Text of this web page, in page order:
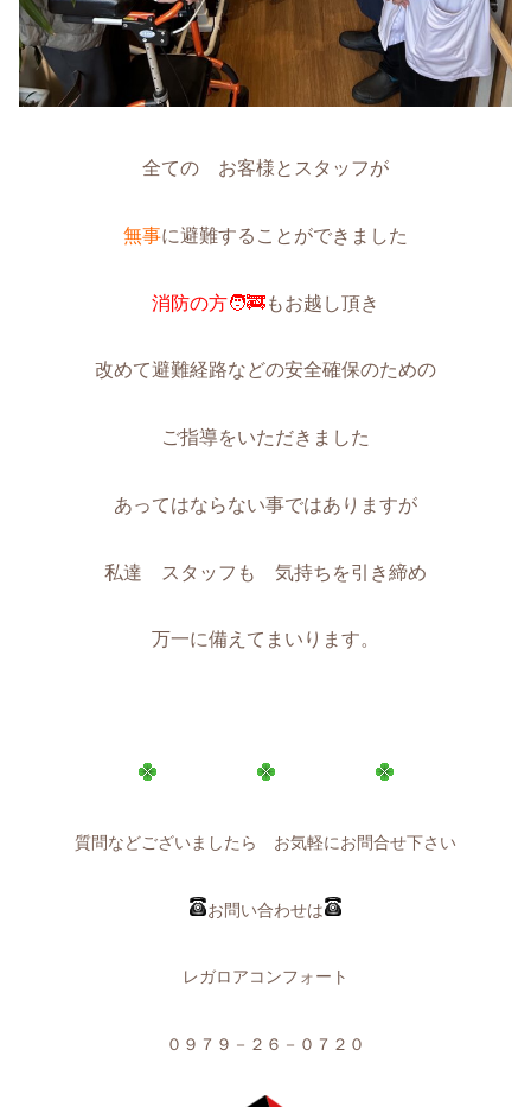
全ての お客様とスタッフが
無事に避難することができました
消防の方🧑‍🚒もお越し頂き
改めて避難経路などの安全確保のための
ご指導をいただきました
あってはならない事ではありますが
私達 スタッフも 気持ちを引き締め
万一に備えてまいります。
質問などございましたら お気軽にお問合せ下さい
お問い合わせは
レガロアコンフォート
０９７９－２６－０７２０